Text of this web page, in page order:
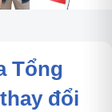
Tổng
đổi